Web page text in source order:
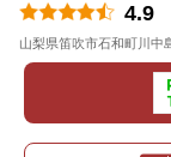
4.9
山梨県笛吹市石和町川中